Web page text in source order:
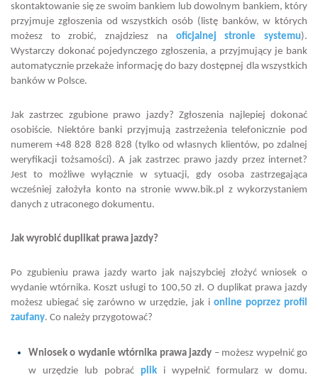
skontaktowanie się ze swoim bankiem lub dowolnym bankiem, który
przyjmuje zgłoszenia od wszystkich osób (listę banków, w których
możesz to zrobić, znajdziesz na oficjalnej stronie systemu).
Wystarczy dokonać pojedynczego zgłoszenia, a przyjmujący je bank
automatycznie przekaże informację do bazy dostępnej dla wszystkich
banków w Polsce.
Jak zastrzec zgubione prawo jazdy? Zgłoszenia najlepiej dokonać
osobiście. Niektóre banki przyjmują zastrzeżenia telefonicznie pod
numerem +48 828 828 828 (tylko od własnych klientów, po zdalnej
weryfikacji tożsamości). A jak zastrzec prawo jazdy przez internet?
Jest to możliwe wyłącznie w sytuacji, gdy osoba zastrzegająca
wcześniej założyła konto na stronie www.bik.pl z wykorzystaniem
danych z utraconego dokumentu.
Jak wyrobić duplikat prawa jazdy?
Po zgubieniu prawa jazdy warto jak najszybciej złożyć wniosek o
wydanie wtórnika. Koszt usługi to 100,50 zł. O duplikat prawa jazdy
możesz ubiegać się zarówno w urzędzie, jak i online poprzez profil
zaufany. Co należy przygotować?
Wniosek o wydanie wtórnika prawa jazdy – możesz wypełnić go
w urzędzie lub pobrać plik i wypełnić formularz w domu.